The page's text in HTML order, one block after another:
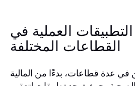
التطبيقات العملية في
القطاعات المختلفة
في عدة قطاعات، بدءًا من المالية